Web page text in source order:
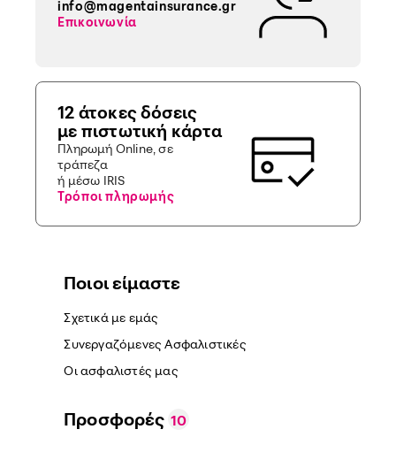
Ποιοι είμαστε
Σχετικά με εμάς
Συνεργαζόμενες Ασφαλιστικές
Οι ασφαλιστές μας
Προσφορές 10
info@magentainsurance.gr
Επικοινωνία
12 άτοκες δόσεις
με πιστωτική κάρτα
Πληρωμή Online, σε
τράπεζα
ή μέσω IRIS
Τρόποι πληρωμής